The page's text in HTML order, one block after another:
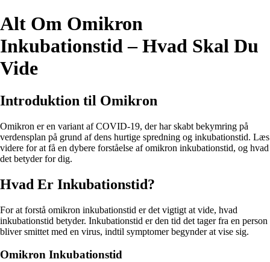
Alt Om Omikron
Inkubationstid – Hvad Skal Du
Vide
Introduktion til Omikron
Omikron er en variant af COVID-19, der har skabt bekymring på
verdensplan på grund af dens hurtige spredning og inkubationstid. Læs
videre for at få en dybere forståelse af omikron inkubationstid, og hvad
det betyder for dig.
Hvad Er Inkubationstid?
For at forstå omikron inkubationstid er det vigtigt at vide, hvad
inkubationstid betyder. Inkubationstid er den tid det tager fra en person
bliver smittet med en virus, indtil symptomer begynder at vise sig.
Omikron Inkubationstid